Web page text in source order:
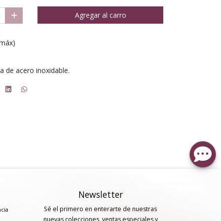
Agregar al carro
de acero inoxidable.
Newsletter
Sé el primero en enterarte de nuestras
nuevas colecciones, ventas especiales y